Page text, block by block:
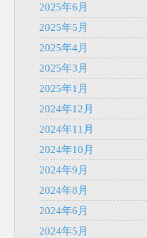
2025年6月
2025年5月
2025年4月
2025年3月
2025年1月
2024年12月
2024年11月
2024年10月
2024年9月
2024年8月
2024年6月
2024年5月